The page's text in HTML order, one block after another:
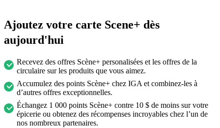
Ajoutez votre carte Scene+ dès
aujourd'hui
Recevez des offres Scène+ personalisées et les offres de la
circulaire sur les produits que vous aimez.
Accumulez des points Scène+ chez IGA et combinez-les à
d’autres offres exceptionnelles.
Échangez 1 000 points Scène+ contre 10 $ de moins sur votre
épicerie ou obtenez des récompenses incroyables chez l’un de
nos nombreux partenaires.